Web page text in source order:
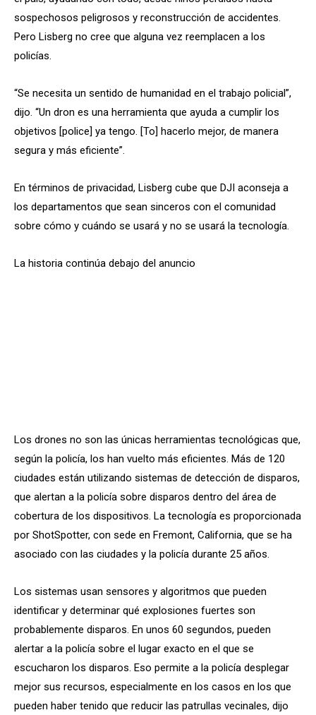
sospechosos peligrosos y reconstrucción de accidentes.
Pero Lisberg no cree que alguna vez reemplacen a los
policías.
“Se necesita un sentido de humanidad en el trabajo policial”,
dijo. “Un dron es una herramienta que ayuda a cumplir los
objetivos [police] ya tengo. [To] hacerlo mejor, de manera
segura y más eficiente”.
En términos de privacidad, Lisberg cube que DJI aconseja a
los departamentos que sean sinceros con el comunidad
sobre cómo y cuándo se usará y no se usará la tecnología.
La historia continúa debajo del anuncio
Los drones no son las únicas herramientas tecnológicas que,
según la policía, los han vuelto más eficientes. Más de 120
ciudades están utilizando sistemas de detección de disparos,
que alertan a la policía sobre disparos dentro del área de
cobertura de los dispositivos. La tecnología es proporcionada
por ShotSpotter, con sede en Fremont, California, que se ha
asociado con las ciudades y la policía durante 25 años.
Los sistemas usan sensores y algoritmos que pueden
identificar y determinar qué explosiones fuertes son
probablemente disparos. En unos 60 segundos, pueden
alertar a la policía sobre el lugar exacto en el que se
escucharon los disparos. Eso permite a la policía desplegar
mejor sus recursos, especialmente en los casos en los que
pueden haber tenido que reducir las patrullas vecinales, dijo